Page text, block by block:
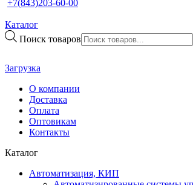
+7(843)203-60-00
Каталог
Поиск товаров
Загрузка
О компании
Доставка
Оплата
Оптовикам
Контакты
Каталог
Автоматизация, КИП